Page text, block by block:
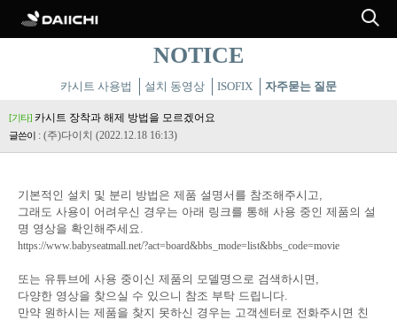
NOTICE
카시트 사용법 설치 동영상 ISOFIX 자주묻는 질문
[기타] 카시트 장착과 해제 방법을 모르겠어요
글쓴이 : (주)다이치 (2022.12.18 16:13)
기본적인 설치 및 분리 방법은 제품 설명서를 참조해주시고,
그래도 사용이 어려우신 경우는 아래 링크를 통해 사용 중인 제품의 설
명 영상을 확인해주세요.
https://www.babyseatmall.net/?act=board&bbs_mode=list&bbs_code=movie
또는 유튜브에 사용 중이신 제품의 모델명으로 검색하시면,
다양한 영상을 찾으실 수 있으니 참조 부탁 드립니다.
만약 원하시는 제품을 찾지 못하신 경우는 고객센터로 전화주시면 친